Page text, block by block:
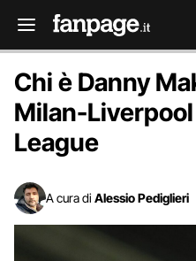
Chi è Danny
Milan-
League
A cura di Alessio Pediglieri